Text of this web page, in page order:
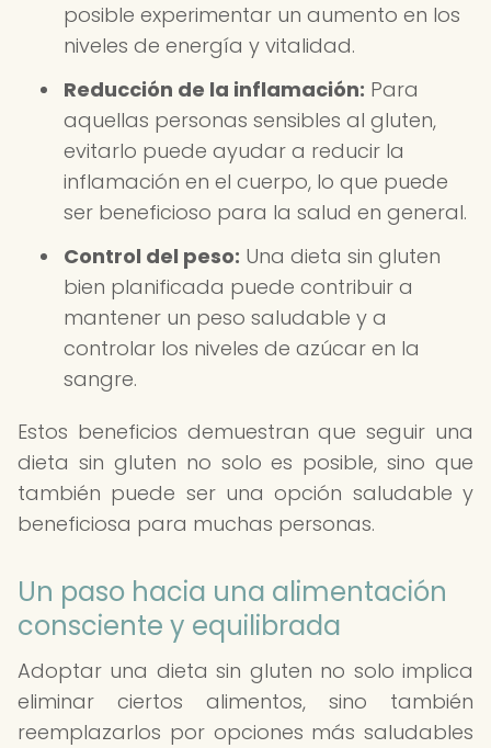
posible experimentar un aumento en los
niveles de energía y vitalidad.
Reducción de la inflamación: Para
aquellas personas sensibles al gluten,
evitarlo puede ayudar a reducir la
inflamación en el cuerpo, lo que puede
ser beneficioso para la salud en general.
Control del peso: Una dieta sin gluten
bien planificada puede contribuir a
mantener un peso saludable y a
controlar los niveles de azúcar en la
sangre.
Estos beneficios demuestran que seguir una
dieta sin gluten no solo es posible, sino que
también puede ser una opción saludable y
beneficiosa para muchas personas.
Un paso hacia una alimentación
consciente y equilibrada
Adoptar una dieta sin gluten no solo implica
eliminar ciertos alimentos, sino también
reemplazarlos por opciones más saludables